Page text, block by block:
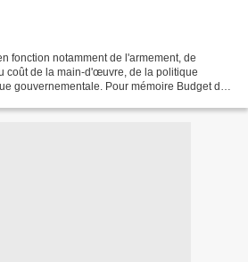
fonction notamment de l'armement, de
coût de la main-d'œuvre, de la politique
gouvernementale. Pour mémoire Budget de